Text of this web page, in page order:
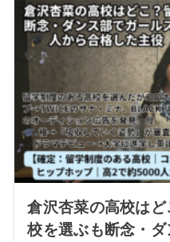
倉沢杏菜の高校は
校を選ぶも断念・